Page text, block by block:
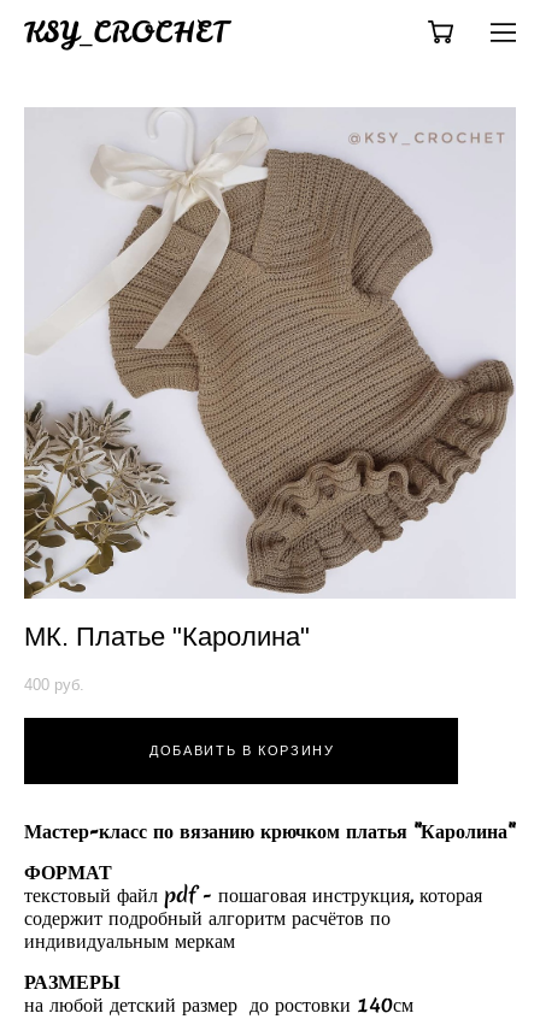
KSY_CROCHET
МК. Платье "Каролина"
400 pуб.
ДОБАВИТЬ В КОРЗИНУ
Мастер-класс по вязанию крючком платья "Каролина"
ФОРМАТ
текстовый файл pdf - пошаговая инструкция, которая
содержит подробный алгоритм расчётов по
индивидуальным меркам
РАЗМЕРЫ
на любой детский размер до ростовки 140см